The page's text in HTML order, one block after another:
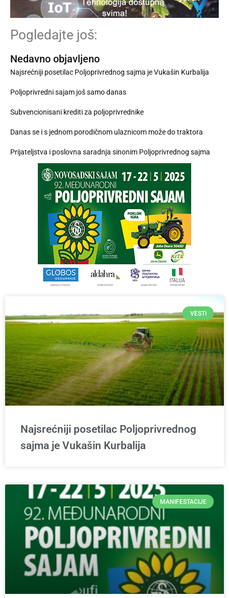
Pogledajte još:
Nedavno objavljeno
Najsrećniji posetilac Poljoprivrednog sajma je Vukašin Kurbalija
Poljoprivredni sajam još samo danas
Subvencionisani krediti za poljoprivrednike
Danas se i s jednom porodičnom ulaznicom može do traktora
Prijateljstva i poslovna saradnja sinonim Poljoprivrednog sajma
VESTI
Najsrećniji posetilac Poljoprivrednog
sajma je Vukašin Kurbalija
MANIFESTACIJE